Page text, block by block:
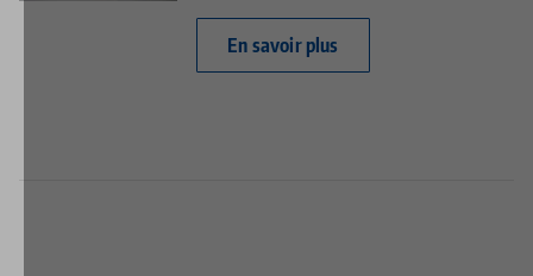
En savoir plus